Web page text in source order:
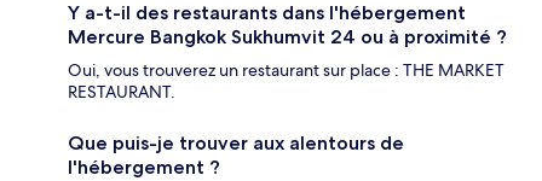
Y a-t-il des restaurants dans l'hébergement
Mercure Bangkok Sukhumvit 24 ou à proximité ?
Oui, vous trouverez un restaurant sur place : THE MARKET
RESTAURANT.
Que puis-je trouver aux alentours de
l'hébergement ?